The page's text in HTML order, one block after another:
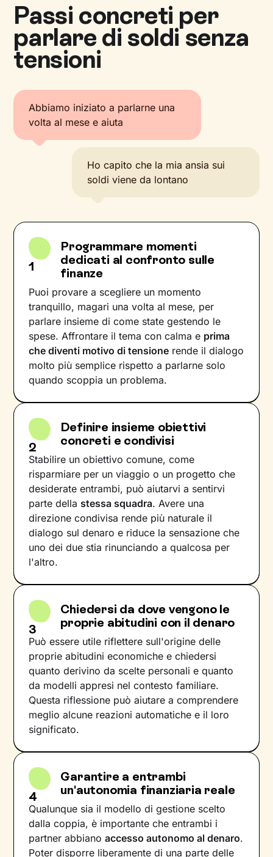
Passi concreti per
parlare di soldi senza
tensioni
Abbiamo iniziato a parlarne una
volta al mese e aiuta
Ho capito che la mia ansia sui
soldi viene da lontano
1
Programmare momenti
dedicati al confronto sulle
finanze
Puoi provare a scegliere un momento
tranquillo, magari una volta al mese, per
parlare insieme di come state gestendo le
spese. Affrontare il tema con calma e prima
che diventi motivo di tensione rende il dialogo
molto più semplice rispetto a parlarne solo
quando scoppia un problema.
2
Definire insieme obiettivi
concreti e condivisi
Stabilire un obiettivo comune, come
risparmiare per un viaggio o un progetto che
desiderate entrambi, può aiutarvi a sentirvi
parte della stessa squadra. Avere una
direzione condivisa rende più naturale il
dialogo sul denaro e riduce la sensazione che
uno dei due stia rinunciando a qualcosa per
l'altro.
3
Chiedersi da dove vengono le
proprie abitudini con il denaro
Può essere utile riflettere sull'origine delle
proprie abitudini economiche e chiedersi
quanto derivino da scelte personali e quanto
da modelli appresi nel contesto familiare.
Questa riflessione può aiutare a comprendere
meglio alcune reazioni automatiche e il loro
significato.
4
Garantire a entrambi
un'autonomia finanziaria reale
Qualunque sia il modello di gestione scelto
dalla coppia, è importante che entrambi i
partner abbianoaccesso autonomo al denaro.
Poter disporre liberamente di una parte delle